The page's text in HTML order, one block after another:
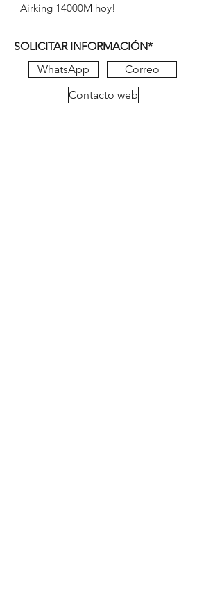
Airking 14000M hoy!
SOLICITAR INFORMACIÓN*
WhatsApp
Correo
Contacto web